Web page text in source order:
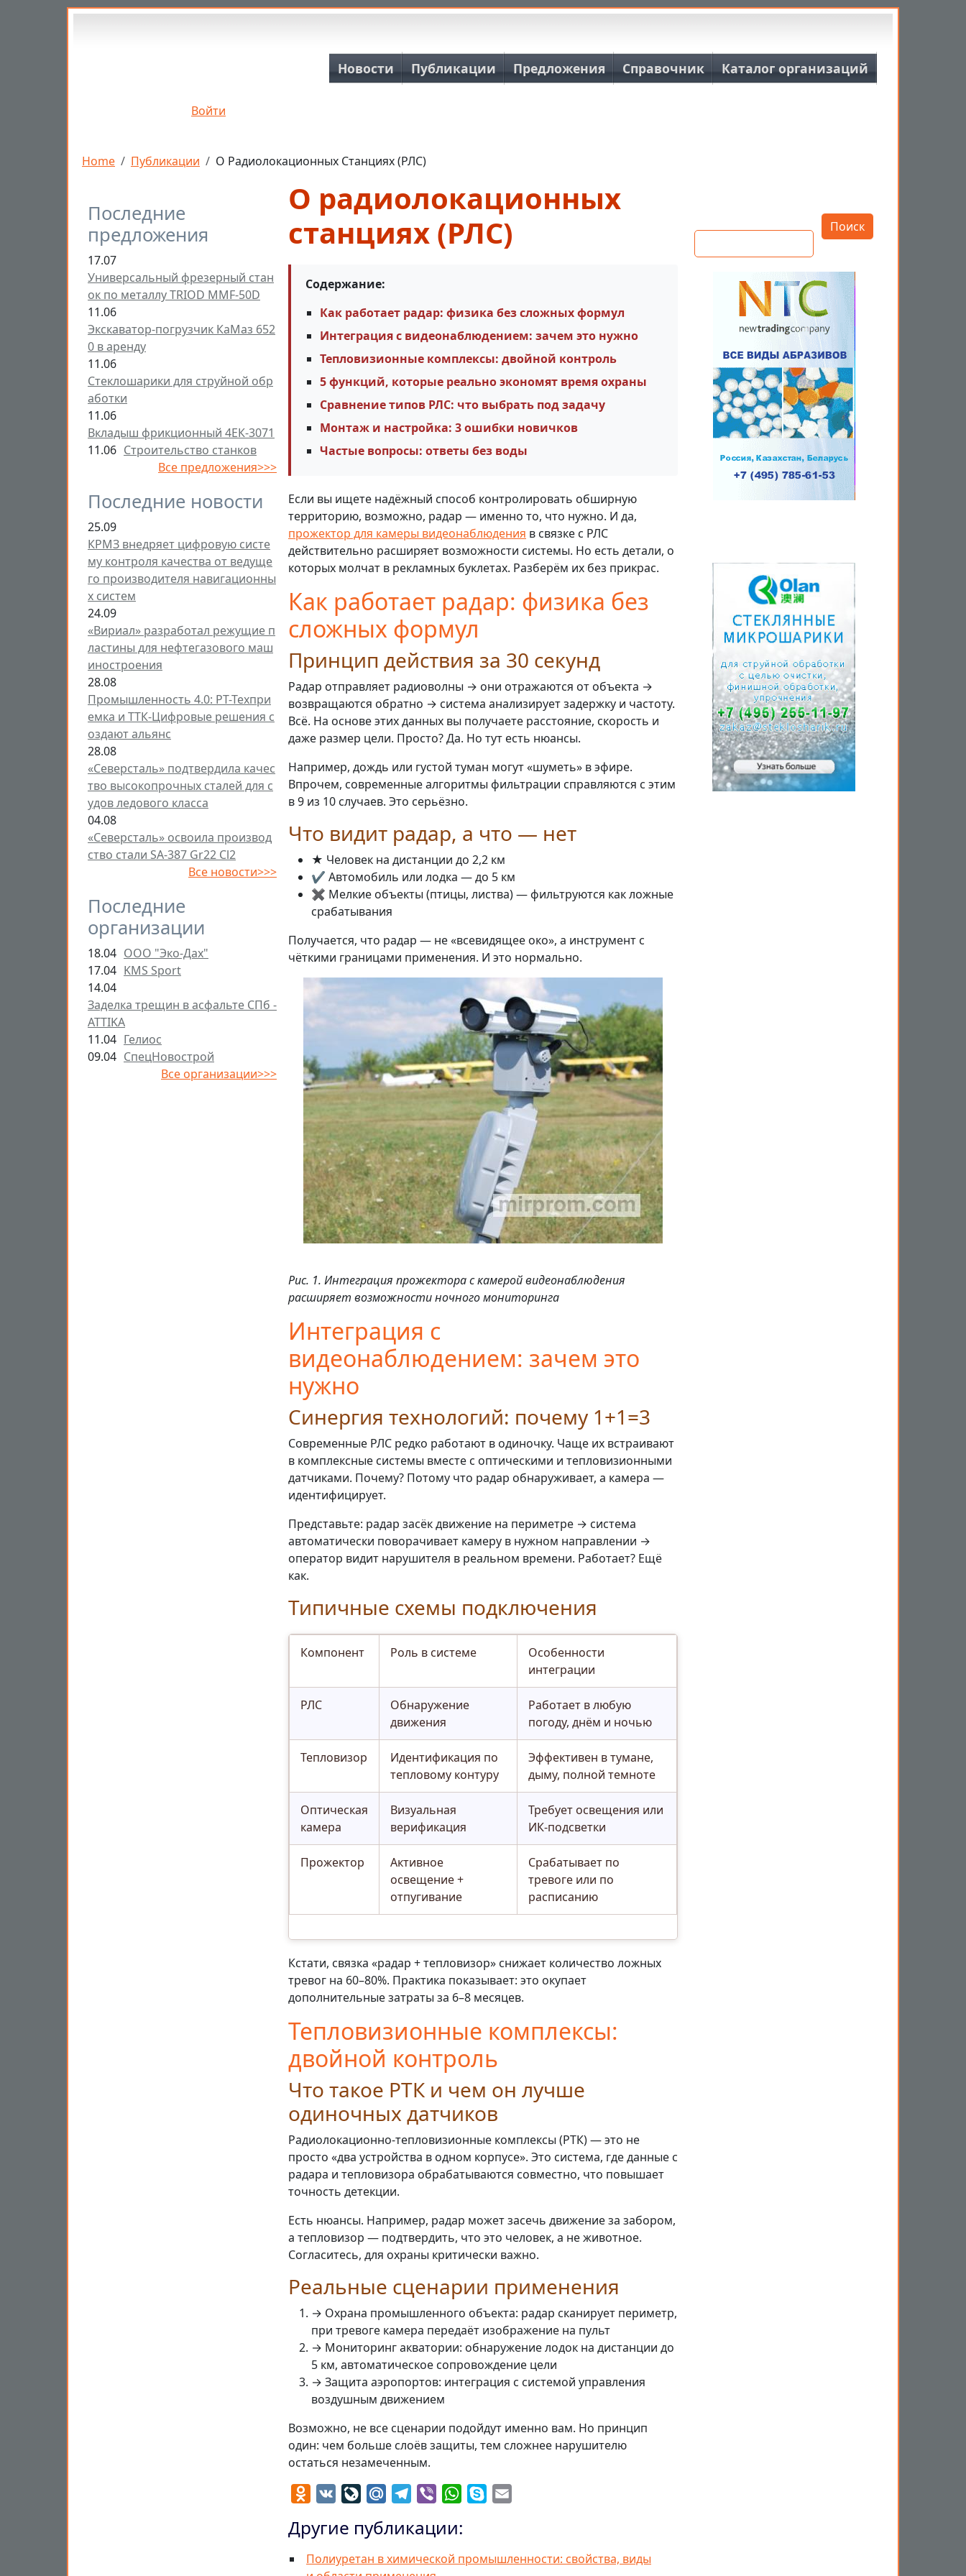
Перейти к основному содержанию
Войти
Основная навигация
Новости Публикации Предложения Справочник Каталог организаций
Строка навигации
Home Публикации О Радиолокационных Станциях (РЛС)
Последние
предложения
17.07
Универсальный фрезерный стан
ок по металлу TRIOD MMF-50D
11.06
Экскаватор-погрузчик КаМаз 652
0 в аренду
11.06
Стеклошарики для струйной обр
аботки
11.06
Вкладыш фрикционный 4ЕК-3071
11.06 Строительство станков
Все предложения>>>
Последние новости
25.09
КРМЗ внедряет цифровую систе
му контроля качества от ведуще
го производителя навигационны
х систем
24.09
«Вириал» разработал режущие п
ластины для нефтегазового маш
иностроения
28.08
Промышленность 4.0: РТ-Техпри
емка и ТТК-Цифровые решения с
оздают альянс
28.08
«Северсталь» подтвердила качес
тво высокопрочных сталей для с
удов ледового класса
04.08
«Северсталь» освоила производ
ство стали SA-387 Gr22 Cl2
Все новости>>>
Последние
организации
18.04 ООО "Эко-Дах"
17.04 KMS Sport
14.04
Заделка трещин в асфальте СПб -
ATTIKA
11.04 Гелиос
09.04 СпецНовострой
Все организации>>>
О радиолокационных
станциях (РЛС)
Содержание:
Как работает радар: физика без сложных формул
Интеграция с видеонаблюдением: зачем это нужно
Тепловизионные комплексы: двойной контроль
5 функций, которые реально экономят время охраны
Сравнение типов РЛС: что выбрать под задачу
Монтаж и настройка: 3 ошибки новичков
Частые вопросы: ответы без воды
Если вы ищете надёжный способ контролировать обширную
территорию, возможно, радар — именно то, что нужно. И да,
прожектор для камеры видеонаблюдения в связке с РЛС
действительно расширяет возможности системы. Но есть детали, о
которых молчат в рекламных буклетах. Разберём их без прикрас.
Как работает радар: физика без
сложных формул
Принцип действия за 30 секунд
Радар отправляет радиоволны → они отражаются от объекта →
возвращаются обратно → система анализирует задержку и частоту.
Всё. На основе этих данных вы получаете расстояние, скорость и
даже размер цели. Просто? Да. Но тут есть нюансы.
Например, дождь или густой туман могут «шуметь» в эфире.
Впрочем, современные алгоритмы фильтрации справляются с этим
в 9 из 10 случаев. Это серьёзно.
Что видит радар, а что — нет
★ Человек на дистанции до 2,2 км
✔️ Автомобиль или лодка — до 5 км
✖️ Мелкие объекты (птицы, листва) — фильтруются как ложные
срабатывания
Получается, что радар — не «всевидящее око», а инструмент с
чёткими границами применения. И это нормально.
Рис. 1. Интеграция прожектора с камерой видеонаблюдения
расширяет возможности ночного мониторинга
Интеграция с
видеонаблюдением: зачем это
нужно
Синергия технологий: почему 1+1=3
Современные РЛС редко работают в одиночку. Чаще их встраивают
в комплексные системы вместе с оптическими и тепловизионными
датчиками. Почему? Потому что радар обнаруживает, а камера —
идентифицирует.
Представьте: радар засёк движение на периметре → система
автоматически поворачивает камеру в нужном направлении →
оператор видит нарушителя в реальном времени. Работает? Ещё
как.
Типичные схемы подключения
Компонент Роль в системе
Особенности
интеграции
РЛС
Обнаружение
движения
Работает в любую
погоду, днём и ночью
Тепловизор
Идентификация по
тепловому контуру
Эффективен в тумане,
дыму, полной темноте
Оптическая
камера
Визуальная
верификация
Требует освещения или
ИК-подсветки
Прожектор
Активное
освещение +
отпугивание
Срабатывает по
тревоге или по
расписанию
Кстати, связка «радар + тепловизор» снижает количество ложных
тревог на 60–80%. Практика показывает: это окупает
дополнительные затраты за 6–8 месяцев.
Тепловизионные комплексы:
двойной контроль
Что такое РТК и чем он лучше
одиночных датчиков
Радиолокационно-тепловизионные комплексы (РТК) — это не
просто «два устройства в одном корпусе». Это система, где данные с
радара и тепловизора обрабатываются совместно, что повышает
точность детекции.
Есть нюансы. Например, радар может засечь движение за забором,
а тепловизор — подтвердить, что это человек, а не животное.
Согласитесь, для охраны критически важно.
Реальные сценарии применения
→ Охрана промышленного объекта: радар сканирует периметр,
при тревоге камера передаёт изображение на пульт
→ Мониторинг акватории: обнаружение лодок на дистанции до
5 км, автоматическое сопровождение цели
→ Защита аэропортов: интеграция с системой управления
воздушным движением
Возможно, не все сценарии подойдут именно вам. Но принцип
один: чем больше слоёв защиты, тем сложнее нарушителю
остаться незамеченным.
Odnoklassniki
VK LiveJournal
Mail.RuTelegram
Viber WhatsApp
Skype
Другие публикации:
Полиуретан в химической промышленности: свойства, виды